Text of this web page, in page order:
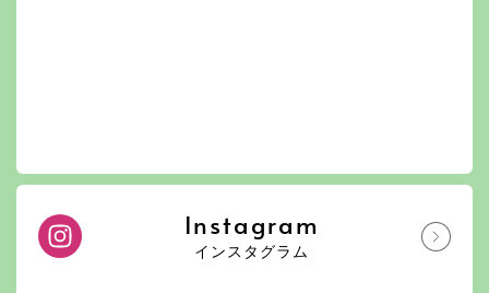
Instagram
インスタグラム